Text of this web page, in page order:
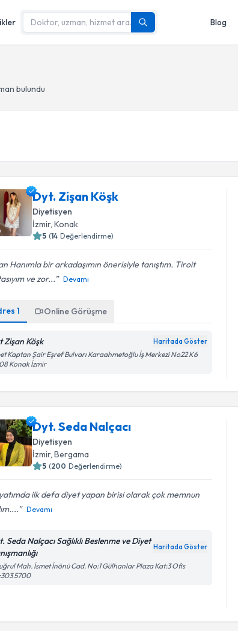
Blog
bulundu
Dyt. Zişan Köşk
Diyetisyen
İzmir, Konak
5 (14 Değerlendirme)
Hanımla bir arkadaşımın önerisiyle tanıştım. Tiroit
ve zor...
Devamı
1 Online Görüşme
Zişan Köşk Haritada Göster
Kaptan Şair Eşref Bulvarı Karaahmetoğlu İş Merkezi No22 K6
Konak İzmir
Dyt. Seda Nalçacı
Diyetisyen
İzmir, Bergama
5 (200 Değerlendirme)
ilk defa diyet yapan birisi olarak çok memnun
Devamı
Seda Nalçacı Sağlıklı Beslenme ve Diyet
Haritada Göster
Mah. İsmet İnönü Cad. No:1 Gülhanlar Plaza Kat:3 Ofis
5700